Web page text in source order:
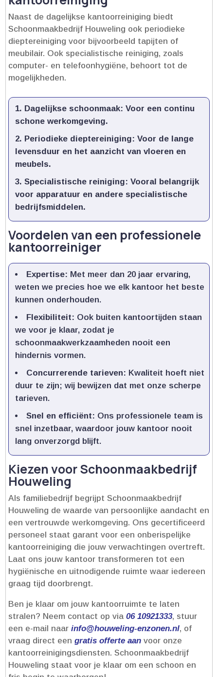
Naast de dagelijkse kantoorreiniging biedt
Schoonmaakbedrijf Houweling ook periodieke
dieptereiniging voor bijvoorbeeld tapijten of
meubilair.​ Ook specialistische reiniging, zoals
computer- en telefoonhygiëne, behoort tot de
mogelijkheden.​
Dagelijkse schoonmaak: Voor een continu
schone werkomgeving.​
Periodieke dieptereiniging: Voor de lange
levensduur en het aanzicht van vloeren en
meubels.​
Specialistische reiniging: Vooral belangrijk
voor apparatuur en andere specialistische
bedrijfsmiddelen.​
Voordelen van een professionele
kantoorreiniger
Expertise: Met meer dan 20 jaar ervaring,
weten we precies hoe we elk kantoor het beste
kunnen onderhouden.​
Flexibiliteit: Ook buiten kantoortijden staan
we voor je klaar, zodat je
schoonmaakwerkzaamheden nooit een
hindernis vormen.​
Concurrerende tarieven: Kwaliteit hoeft niet
duur te zijn; wij bewijzen dat met onze scherpe
tarieven.​
Snel en efficiënt: Ons professionele team is
snel inzetbaar, waardoor jouw kantoor nooit
lang onverzorgd blijft.​
Kiezen voor Schoonmaakbedrijf
Houweling
Als familiebedrijf begrijpt Schoonmaakbedrijf
Houweling de waarde van persoonlijke aandacht en
een vertrouwde werkomgeving.​ Ons gecertificeerd
personeel staat garant voor een onberispelijke
kantoorreiniging die jouw verwachtingen overtreft.​
Laat ons jouw kantoor transformeren tot een
hygiënische en uitnodigende ruimte waar iedereen
graag tijd doorbrengt.​
Ben je klaar om jouw kantoorruimte te laten
stralen? Neem contact op via06 10921333, stuur
een e-mail naarinfo@houweling-enzonen.​nl, of
vraag direct eengratis offerte aan voor onze
kantoorreinigingsdiensten.​ Schoonmaakbedrijf
Houweling staat voor je klaar om een schoon en